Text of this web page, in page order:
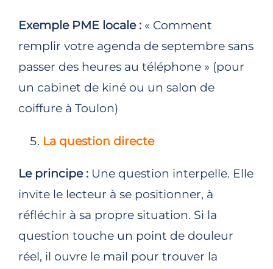
Exemple PME locale :« Comment
remplir votre agenda de septembre sans
passer des heures au téléphone » (pour
un cabinet de kiné ou un salon de
coiffure à Toulon)
La question directe
Le principe :Une question interpelle. Elle
invite le lecteur à se positionner, à
réfléchir à sa propre situation. Si la
question touche un point de douleur
réel, il ouvre le mail pour trouver la